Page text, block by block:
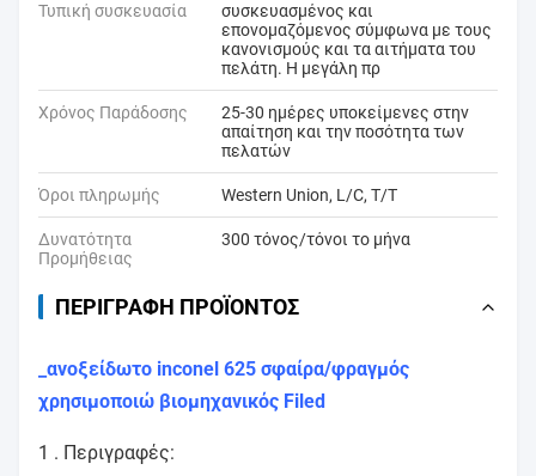
Τυπική συσκευασία
συσκευασμένος και
επονομαζόμενος σύμφωνα με τους
κανονισμούς και τα αιτήματα του
πελάτη. Η μεγάλη πρ
Χρόνος Παράδοσης
25-30 ημέρες υποκείμενες στην
απαίτηση και την ποσότητα των
πελατών
Όροι πληρωμής Western Union, L/C, T/T
Δυνατότητα
Προμήθειας
300 τόνος/τόνοι το μήνα
ΠΕΡΙΓΡΑΦΉ ΠΡΟΪΌΝΤΟΣ
_ανοξείδωτο inconel 625 σφαίρα/φραγμός
χρησιμοποιώ βιομηχανικός Filed
1 . Περιγραφές: